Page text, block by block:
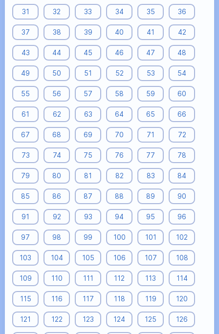
31 32 33 34 35 36
37 38 39 40 41 42
43 44 45 46 47 48
49 50 51 52 53 54
55 56 57 58 59 60
61 62 63 64 65 66
67 68 69 70 71 72
73 74 75 76 77 78
79 80 81 82 83 84
85 86 87 88 89 90
91 92 93 94 95 96
97 98 99 100 101 102
103 104 105 106 107 108
109 110 111 112 113 114
115 116 117 118 119 120
121 122 123 124 125 126